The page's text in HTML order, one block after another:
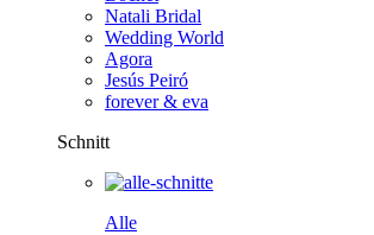
Natali Bridal
Wedding World
Agora
Jesús Peiró
forever & eva
Schnitt
Alle